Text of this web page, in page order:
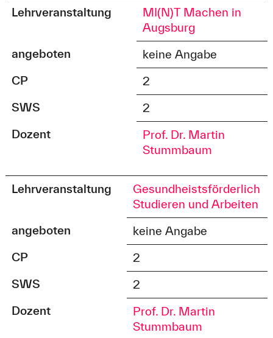
Lehrveranstaltung
MI(N)T Machen in
Augsburg
angeboten
keine Angabe
CP
2
SWS
2
Dozent
Prof. Dr. Martin
Stummbaum
Lehrveranstaltung
Gesundheistsförderlich
Studieren und Arbeiten
angeboten
keine Angabe
CP
2
SWS
2
Dozent
Prof. Dr. Martin
Stummbaum